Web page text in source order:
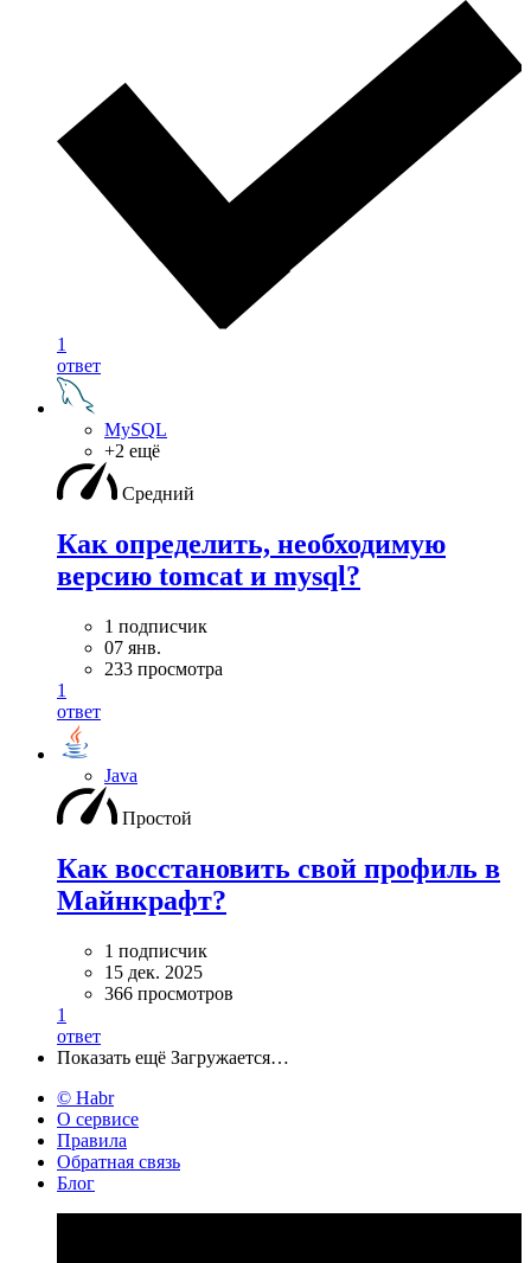
1
ответ
MySQL
+2 ещё
Средний
Как определить, необходимую
версию tomcat и mysql?
1 подписчик
07 янв.
233 просмотра
1
ответ
Java
Простой
Как восстановить свой профиль в
Майнкрафт?
1 подписчик
15 дек. 2025
366 просмотров
1
ответ
Показать ещё Загружается…
© Habr
О сервисе
Правила
Обратная связь
Блог